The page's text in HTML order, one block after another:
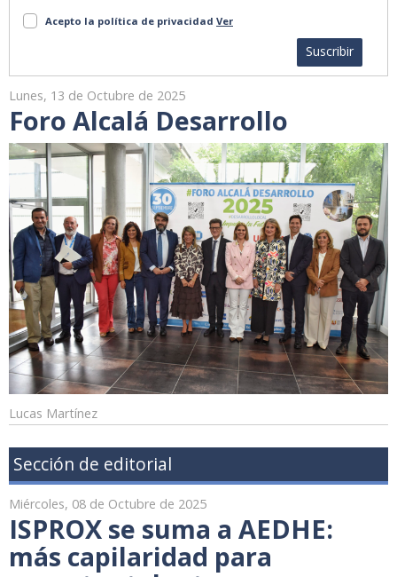
Acepto la política de privacidad Ver
Suscribir
Lunes, 13 de Octubre de 2025
Foro Alcalá Desarrollo
Lucas Martínez
Sección de editorial
Miércoles, 08 de Octubre de 2025
ISPROX se suma a AEDHE:
más capilaridad para